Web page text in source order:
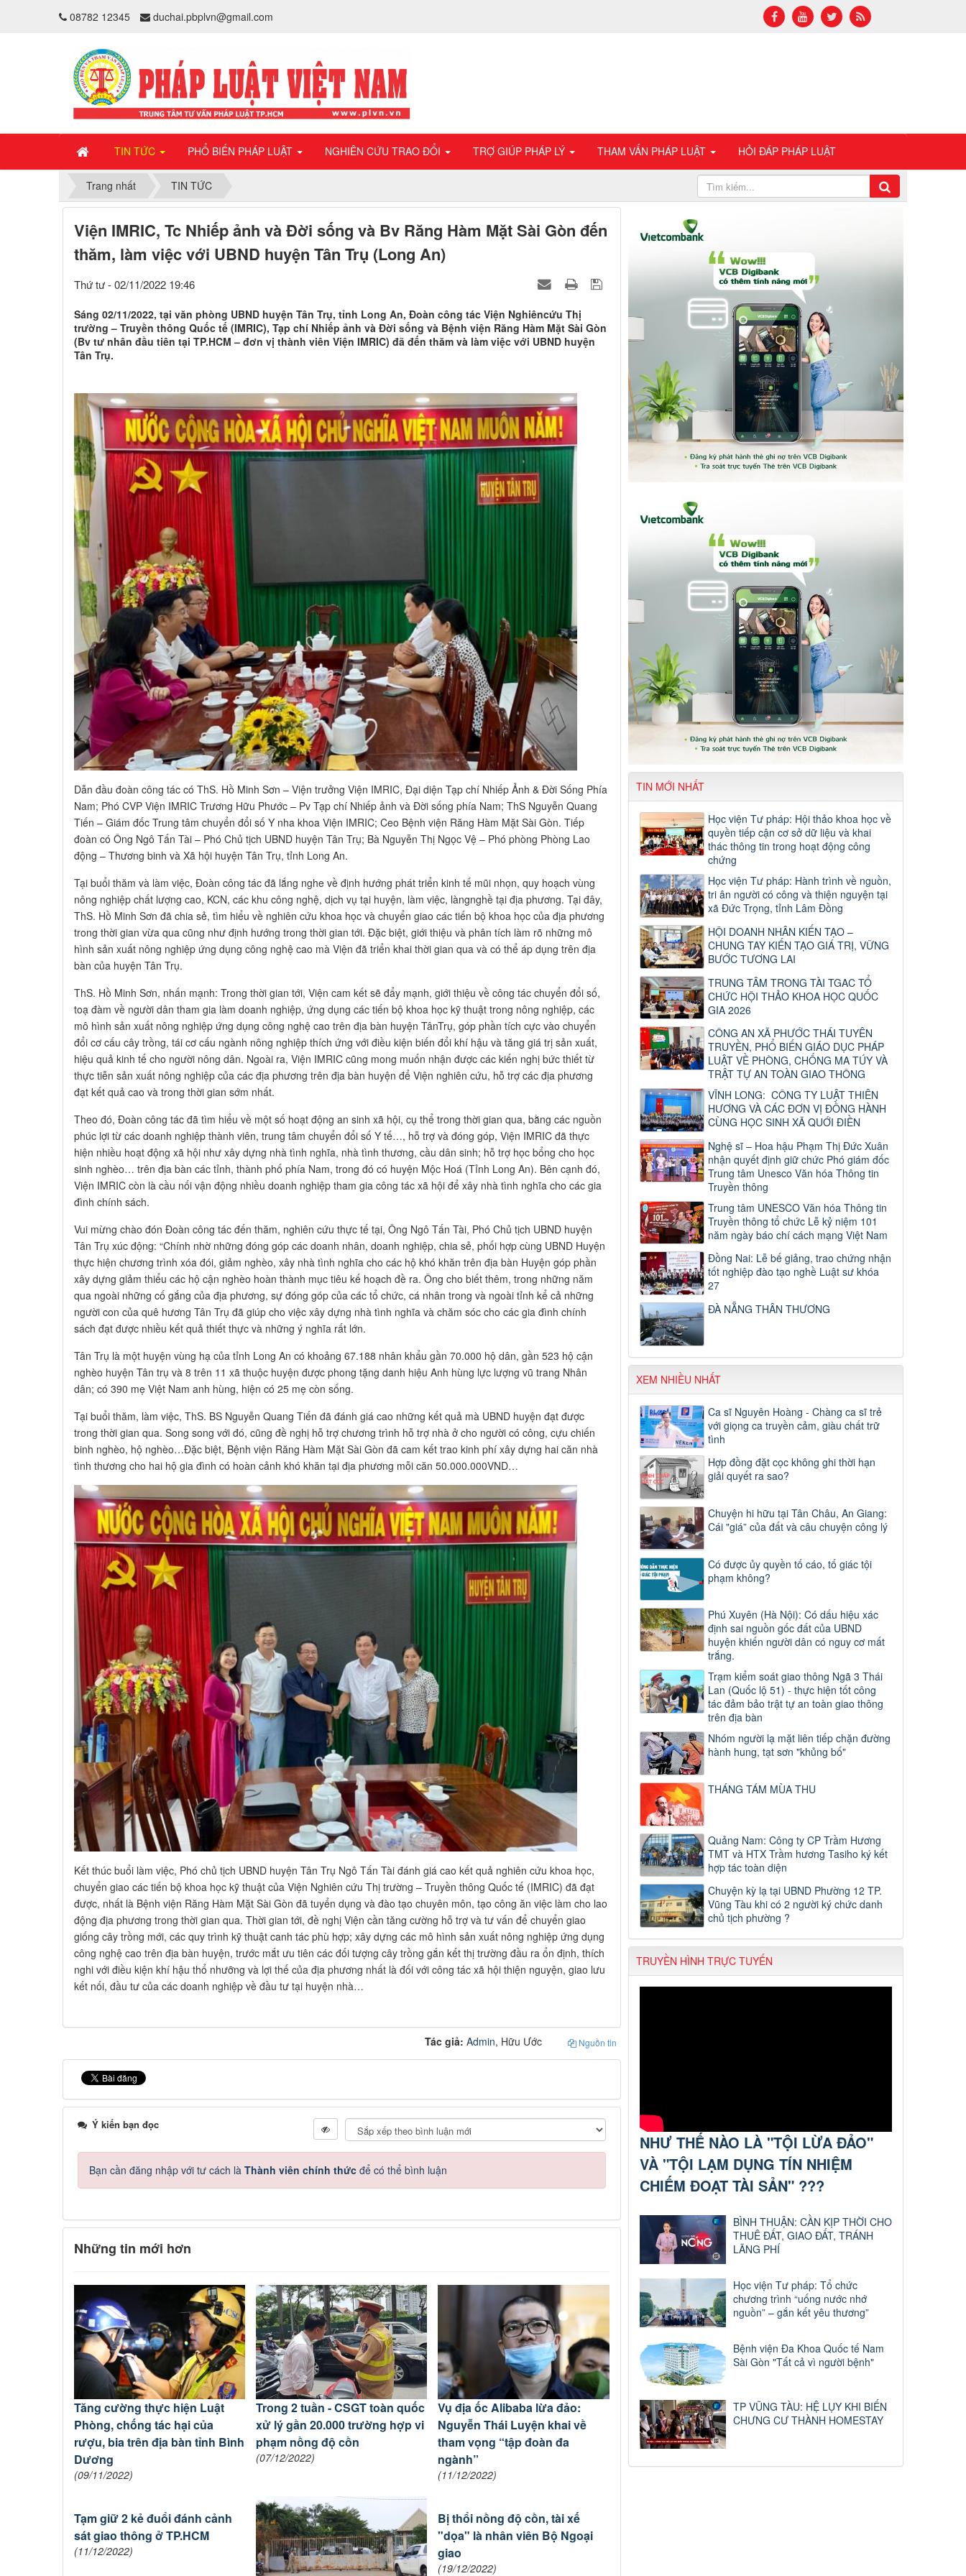
08782 12345 duchai.pbplvn@gmail.com
TIN TỨC PHỔ BIẾN PHÁP LUẬT NGHIÊN CỨU TRAO ĐỔI TRỢ GIÚP PHÁP LÝ THAM VẤN PHÁP LUẬT HỎI ĐÁP PHÁP LUẬT
Trang nhất TIN TỨC
Viện IMRIC, Tc Nhiếp ảnh và Đời sống và Bv Răng Hàm Mặt Sài Gòn đến
thăm, làm việc với UBND huyện Tân Trụ (Long An)
Thứ tư - 02/11/2022 19:46
Sáng 02/11/2022, tại văn phòng UBND huyện Tân Trụ, tỉnh Long An, Đoàn công tác Viện Nghiêncứu Thị
trường – Truyền thông Quốc tế (IMRIC), Tạp chí Nhiếp ảnh và Đời sống và Bệnh viện Răng Hàm Mặt Sài Gòn
(Bv tư nhân đầu tiên tại TP.HCM – đơn vị thành viên Viện IMRIC) đã đến thăm và làm việc với UBND huyện
Tân Trụ.
Dẫn đầu đoàn công tác có ThS. Hồ Minh Sơn – Viện trưởng Viện IMRIC, Đại diện Tạp chí Nhiếp Ảnh & Đời Sống Phía
Nam; Phó CVP Viện IMRIC Trương Hữu Phước – Pv Tạp chí Nhiếp ảnh và Đời sống phía Nam; ThS Nguyễn Quang
Tiến – Giám đốc Trung tâm chuyển đổi số Y nha khoa Viện IMRIC; Ceo Bệnh viện Răng Hàm Mặt Sài Gòn. Tiếp
đoàn có Ông Ngô Tấn Tài – Phó Chủ tịch UBND huyện Tân Trụ; Bà Nguyễn Thị Ngọc Vệ – Phó phòng Phòng Lao
động – Thương binh và Xã hội huyện Tân Trụ, tỉnh Long An.
Tại buổi thăm và làm việc, Đoàn công tác đã lắng nghe về định hướng phát triển kinh tế mũi nhọn, quy hoạch vùng
nông nghiệp chất lượng cao, KCN, các khu công nghệ, dịch vụ tại huyện, làm việc, làngnghề tại địa phương. Tại đây,
ThS. Hồ Minh Sơn đã chia sẻ, tìm hiểu về nghiên cứu khoa học và chuyển giao các tiến bộ khoa học của địa phương
trong thời gian vừa qua cũng như định hướng trong thời gian tới. Đặc biệt, giới thiệu và phân tích làm rõ những mô
hình sản xuất nông nghiệp ứng dụng công nghệ cao mà Viện đã triển khai thời gian qua và có thể áp dụng trên địa
bàn của huyện Tân Trụ.
ThS. Hồ Minh Sơn, nhấn mạnh: Trong thời gian tới, Viện cam kết sẽ đẩy mạnh, giới thiệu về công tác chuyển đổi số,
toạ đàm về người dân tham gia làm doanh nghiệp, ứng dụng các tiến bộ khoa học kỹ thuật trong nông nghiệp, các
mô hình sản xuất nông nghiệp ứng dụng công nghệ cao trên địa bàn huyện TânTrụ, góp phần tích cực vào chuyển
đổi cơ cấu cây trồng, tái cơ cấu ngành nông nghiệp thích ứng với điều kiện biến đổi khí hậu và tăng giá trị sản xuất,
hiệu quả kinh tế cho người nông dân. Ngoài ra, Viện IMRIC cũng mong muốn nhận được các kiến nghị bức thiết từ
thực tiễn sản xuất nông nghiệp của các địa phương trên địa bàn huyện để Viện nghiên cứu, hỗ trợ các địa phương
đạt kết quả cao và trong thời gian sớm nhất.
Theo đó, Đoàn công tác đã tìm hiểu về một số hoạt động an sinh xã hội, cụ thể trong thời gian qua, bằng các nguồn
phúc lợi từ các doanh nghiệp thành viên, trung tâm chuyển đổi số Y tế…, hỗ trợ và đóng góp, Viện IMRIC đã thực
hiện nhiều hoạt động xã hội như xây dựng nhà tình nghĩa, nhà tình thương, cầu dân sinh; hỗ trợ học bổng cho học
sinh nghèo… trên địa bàn các tỉnh, thành phố phía Nam, trong đó có huyện Mộc Hoá (Tỉnh Long An). Bên cạnh đó,
Viện IMRIC còn là cầu nối vận động nhiều doanh nghiệp tham gia công tác xã hội để xây nhà tình nghĩa cho các gia
đình chính sách.
Vui mừng chào đón Đoàn công tác đến thăm, nghiên cứu thực tế tại, Ông Ngô Tấn Tài, Phó Chủ tịch UBND huyện
Tân Trụ xúc động: “Chính nhờ những đóng góp các doanh nhân, doanh nghiệp, chia sẻ, phối hợp cùng UBND Huyện
thực hiện chương trình xóa đói, giảm nghèo, xây nhà tình nghĩa cho các hộ khó khăn trên địa bàn Huyện góp phần
xây dựng giảm thiểu các hộ cận nghèo hoàn thành mục tiêu kế hoạch đề ra. Ông cho biết thêm, trong những năm
qua ngoài những cố gắng của địa phương, sự đóng góp của các tổ chức, cá nhân trong và ngoài tỉnh kể cả những
người con của quê hương Tân Trụ đã giúp cho việc xây dựng nhà tình nghĩa và chăm sóc cho các gia đình chính
sách đạt được nhiều kết quả thiết thực và những ý nghĩa rất lớn.
Tân Trụ là một huyện vùng hạ của tỉnh Long An có khoảng 67.188 nhân khẩu gần 70.000 hộ dân, gần 523 hộ cận
nghèo huyện Tân trụ và 8 trên 11 xã thuộc huyện được phong tặng danh hiệu Anh hùng lực lượng vũ trang Nhân
dân; có 390 mẹ Việt Nam anh hùng, hiện có 25 mẹ còn sống.
Tại buổi thăm, làm việc, ThS. BS Nguyễn Quang Tiến đã đánh giá cao những kết quả mà UBND huyện đạt được
trong thời gian qua. Song song với đó, cũng đề nghị hỗ trợ chương trình hỗ trợ nhà ở cho người có công, cựu chiến
binh nghèo, hộ nghèo…Đặc biệt, Bệnh viện Răng Hàm Mặt Sài Gòn đã cam kết trao kinh phí xây dựng hai căn nhà
tình thương cho hai hộ gia đình có hoàn cảnh khó khăn tại địa phương mỗi căn 50.000.000VND…
Kết thúc buổi làm việc, Phó chủ tịch UBND huyện Tân Trụ Ngô Tấn Tài đánh giá cao kết quả nghiên cứu khoa học,
chuyển giao các tiến bộ khoa học kỹ thuật của Viện Nghiên cứu Thị trường – Truyền thông Quốc tế (IMRIC) đã đạt
được, nhất là Bệnh viện Răng Hàm Mặt Sài Gòn đã tuyển dụng và đào tạo chuyên môn, tạo công ăn việc làm cho lao
động địa phương trong thời gian qua. Thời gian tới, đề nghị Viện cần tăng cường hỗ trợ và tư vấn để chuyển giao
giống cây trồng mới, các quy trình kỹ thuật canh tác phù hợp; xây dựng các mô hình sản xuất nông nghiệp ứng dụng
công nghệ cao trên địa bàn huyện, trước mắt ưu tiên các đối tượng cây trồng gắn kết thị trường đầu ra ổn định, thích
nghi với điều kiện khí hậu thổ nhưỡng và lợi thế của địa phương nhất là đối với công tác xã hội thiện nguyện, giao lưu
kết nối, đầu tư của các doanh nghiệp về đầu tư tại huyện nhà…
Tác giả: Admin, Hữu Ước Nguồn tin
Ý kiến bạn đọc
Bạn cần đăng nhập với tư cách là Thành viên chính thức để có thể bình luận
Những tin mới hơn
Tăng cường thực hiện Luật
Phòng, chống tác hại của
rượu, bia trên địa bàn tỉnh Bình
Dương
(09/11/2022)
Trong 2 tuần - CSGT toàn quốc
xử lý gần 20.000 trường hợp vi
phạm nồng độ cồn
(07/12/2022)
Vụ địa ốc Alibaba lừa đảo:
Nguyễn Thái Luyện khai về
tham vọng “tập đoàn đa
ngành”
(11/12/2022)
Tạm giữ 2 kẻ đuổi đánh cảnh
sát giao thông ở TP.HCM
(11/12/2022)
Bị thổi nồng độ cồn, tài xế
"dọa" là nhân viên Bộ Ngoại
giao
(19/12/2022)
TIN MỚI NHẤT
Học viện Tư pháp: Hội thảo khoa học về
quyền tiếp cận cơ sở dữ liệu và khai
thác thông tin trong hoạt động công
chứng
Học viện Tư pháp: Hành trình về nguồn,
tri ân người có công và thiện nguyện tại
xã Đức Trọng, tỉnh Lâm Đồng
HỘI DOANH NHÂN KIẾN TẠO –
CHUNG TAY KIẾN TẠO GIÁ TRỊ, VỮNG
BƯỚC TƯƠNG LAI
TRUNG TÂM TRONG TÀI TGAC TỔ
CHỨC HỘI THẢO KHOA HỌC QUỐC
GIA 2026
CÔNG AN XÃ PHƯỚC THÁI TUYÊN
TRUYỀN, PHỔ BIẾN GIÁO DỤC PHÁP
LUẬT VỀ PHÒNG, CHỐNG MA TÚY VÀ
TRẬT TỰ AN TOÀN GIAO THÔNG
VĨNH LONG: CÔNG TY LUẬT THIÊN
HƯƠNG VÀ CÁC ĐƠN VỊ ĐỒNG HÀNH
CÙNG HỌC SINH XÃ QUỚI ĐIỀN
Nghệ sĩ – Hoa hậu Phạm Thị Đức Xuân
nhận quyết định giữ chức Phó giám đốc
Trung tâm Unesco Văn hóa Thông tin
Truyền thông
Trung tâm UNESCO Văn hóa Thông tin
Truyền thông tổ chức Lễ kỷ niệm 101
năm ngày báo chí cách mạng Việt Nam
Đồng Nai: Lễ bế giảng, trao chứng nhận
tốt nghiệp đào tạo nghề Luật sư khóa
27
ĐÀ NẴNG THÂN THƯƠNG
XEM NHIỀU NHẤT
Ca sĩ Nguyên Hoàng - Chàng ca sĩ trẻ
với giọng ca truyền cảm, giàu chất trữ
tình
Hợp đồng đặt cọc không ghi thời hạn
giải quyết ra sao?
Chuyện hi hữu tại Tân Châu, An Giang:
Cái "giá” của đất và câu chuyện công lý
Có được ủy quyền tố cáo, tố giác tội
phạm không?
Phú Xuyên (Hà Nội): Có dấu hiệu xác
định sai nguồn gốc đất của UBND
huyện khiến người dân có nguy cơ mất
trắng.
Trạm kiểm soát giao thông Ngã 3 Thái
Lan (Quốc lộ 51) - thực hiện tốt công
tác đảm bảo trật tự an toàn giao thông
trên địa bàn
Nhóm người lạ mặt liên tiếp chặn đường
hành hung, tạt sơn "khủng bố"
THÁNG TÁM MÙA THU
Quảng Nam: Công ty CP Trầm Hương
TMT và HTX Trầm hương Tasiho ký kết
hợp tác toàn diện
Chuyện kỳ lạ tại UBND Phường 12 TP.
Vũng Tàu khi có 2 người ký chức danh
chủ tịch phường ?
TRUYỀN HÌNH TRỰC TUYẾN
NHƯ THẾ NÀO LÀ "TỘI LỪA ĐẢO"
VÀ "TỘI LẠM DỤNG TÍN NHIỆM
CHIẾM ĐOẠT TÀI SẢN" ???
BÌNH THUẬN: CẦN KỊP THỜI CHO
THUÊ ĐẤT, GIAO ĐẤT, TRÁNH
LÃNG PHÍ
Học viện Tư pháp: Tổ chức
chương trình “uống nước nhớ
nguồn” – gắn kết yêu thương”
Bệnh viện Đa Khoa Quốc tế Nam
Sài Gòn "Tất cả vì người bệnh"
TP VŨNG TÀU: HỆ LỤY KHI BIẾN
CHƯNG CƯ THÀNH HOMESTAY